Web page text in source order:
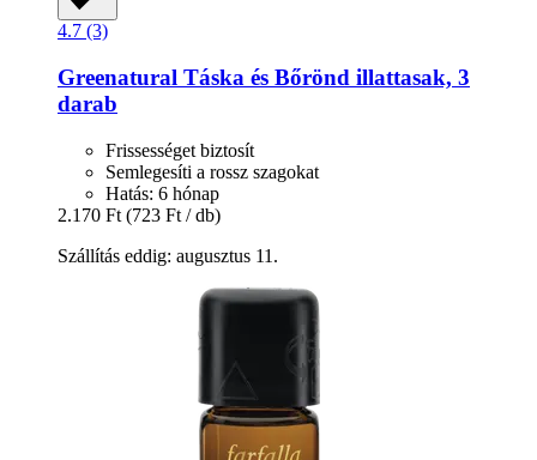
4.7 (3)
Greenatural Táska és Bőrönd illattasak, 3
darab
Frissességet biztosít
Semlegesíti a rossz szagokat
Hatás: 6 hónap
2.170 Ft (723 Ft / db)
Szállítás eddig: augusztus 11.